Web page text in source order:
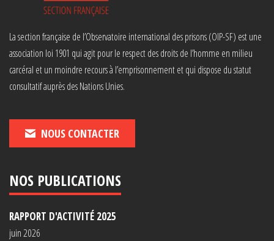
La section française de l’Observatoire international des prisons (OIP-SF) est une
association loi 1901 qui agit pour le respect des droits de l’homme en milieu
carcéral et un moindre recours à l’emprisonnement et qui dispose du statut
consultatif auprès des Nations Unies.
NOUS CONTACTER
NOS PUBLICATIONS
RAPPORT D'ACTIVITÉ 2025
juin 2026